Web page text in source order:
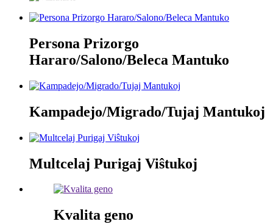
Persona Prizorgo
Hararo/Salono/Beleca Mantuko
Kampadejo/Migrado/Tujaj Mantukoj
Multcelaj Purigaj Viŝtukoj
Kvalita geno